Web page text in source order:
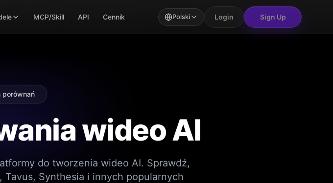
MCP/Skill API Cennik Polski Login Sign Up
porównań
wideo AI
do tworzenia wideo AI. Sprawdź,
Synthesia i innych popularnych